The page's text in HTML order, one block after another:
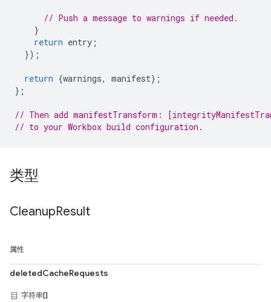
// Push a message to warnings if needed.
}
return entry ;
});
return {warnings, manifest};
};
// Then add manifestTransform:
// to your Workbox build configuration.
类型
CleanupResult
属性
deletedCacheRequests
字符串[]